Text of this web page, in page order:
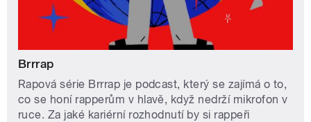
Brrrap
Rapová série Brrrap je podcast, který se zajímá o to,
co se honí rapperům v hlavě, když nedrží mikrofon v
ruce. Za jaké kariérní rozhodnutí by si rappeři